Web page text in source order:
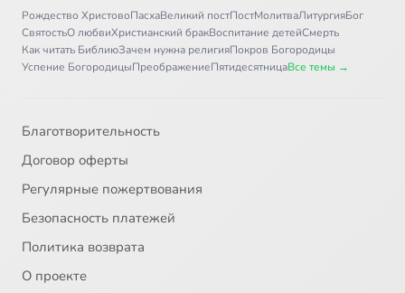
Рождество ХристовоПасхаВеликий постПостМолитваЛитургияБог
СвятостьО любвиХристианский бракВоспитание детейСмерть
Как читать БиблиюЗачем нужна религияПокров Богородицы
Успение БогородицыПреображениеПятидесятницаВсе темы →
Благотворительность
Договор оферты
Регулярные пожертвования
Безопасность платежей
Политика возврата
О проекте